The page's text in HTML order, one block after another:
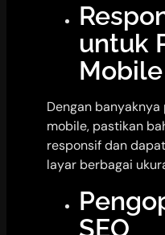
untuk
Mobile
Dengan
mobile, pastikan
responsif dan
layar berbagai
SEO